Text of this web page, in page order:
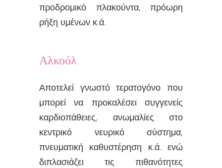
προδρομικό πλακούντα, πρόωρη
ρήξη υμένων κ.ά.
Αλκοόλ
Αποτελεί γνωστό τερατογόνο που
μπορεί να προκαλέσει συγγενείς
καρδιοπάθειες, ανωμαλίες στο
κεντρικό νευρικό σύστημα,
πνευματική καθυστέρηση κ.ά. ενώ
διπλασιάζει τις πιθανότητες